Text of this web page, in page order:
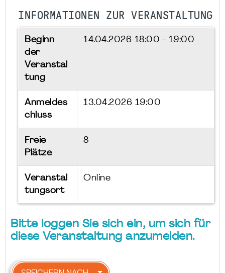
INFORMATIONEN ZUR VERANSTALTUNG
Beginn
der
Veranstal
tung
14.04.2026 18:00 - 19:00
Anmeldes
chluss
13.04.2026 19:00
Freie
Plätze
8
Veranstal
tungsort
Online
Bitte loggen Sie sich ein, um sich für
diese Veranstaltung anzumelden.